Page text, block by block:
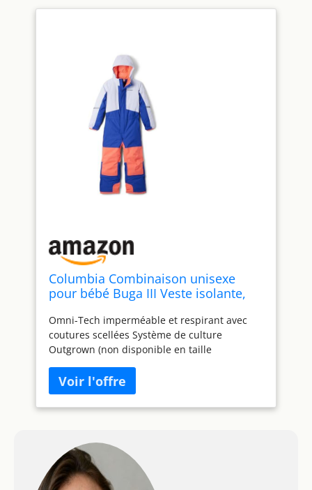
Columbia Combinaison unisexe
pour bébé Buga III Veste isolante,
mois
Omni-Tech imperméable et respirant avec
coutures scellées Système de culture
Outgrown (non disponible en taille
nourrisson) Isolé, 150 g/m² Réglage
périphérique de la capuche Capuche
amovible et réglable Élastique à la taille
Poches zippées sur la poitrine et les mains